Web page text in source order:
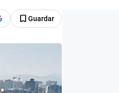
Guardar